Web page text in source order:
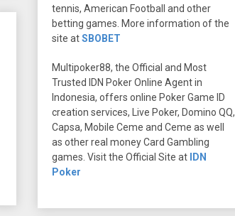
tennis, American Football and other
betting games. More information of the
site atSBOBET
Multipoker88, the Official and Most
Trusted IDN Poker Online Agent in
Indonesia, offers online Poker Game ID
creation services, Live Poker, Domino QQ,
Capsa, Mobile Ceme and Ceme as well
as other real money Card Gambling
games. Visit the Official Site at IDN
Poker